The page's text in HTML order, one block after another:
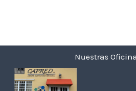
Nuestras